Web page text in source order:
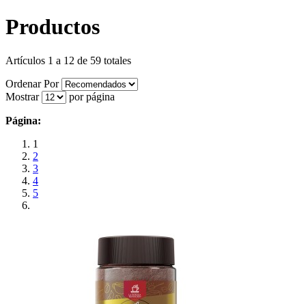
Productos
Artículos 1 a 12 de 59 totales
Ordenar Por
Mostrar
por página
Página:
1
2
3
4
5